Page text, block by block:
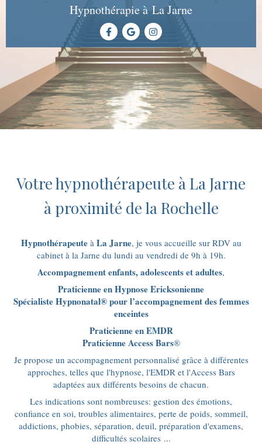
Hypnothérapie à La Jarne
Votre hypnothérapeute à La Jarne
à proximité de la Rochelle
Hypnothérapeuteà La Jarne, je vous accueille sur RDV au
cabinet à la Jarne du lundi au vendredi de 9h à 19h.
Accompagnement enfants, adolescents et adultes,
Praticienne en Hypnose Ericksonienne
Spécialiste Hypnonatal® pour l’accompagnement des femmes
enceintes
Praticienne en EMDR
Praticienne Access Bars®
Je propose un accompagnement personnalisé grâce à différentes
approches, telles que l'hypnose, l'EMDR et l'Access Bars
adaptées aux différents besoins de chacun.
Les indications sont nombreuses: gestion des émotions,
confiance en soi, troubles alimentaires, perte de poids, sommeil,
addictions, phobies, séparation, deuil, préparation d'examens,
difficultés scolaires ...